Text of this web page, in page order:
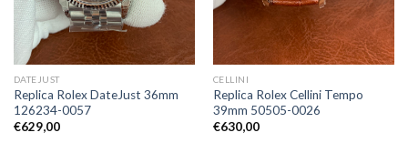
DATEJUST
Replica Rolex DateJust 36mm
126234-0057
€629,00
CELLINI
Replica Rolex Cellini Tempo
39mm 50505-0026
€630,00